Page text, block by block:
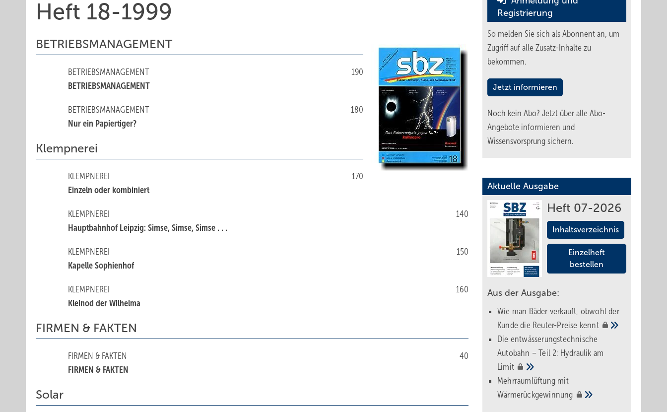
Heft 18-1999
BETRIEBSMANAGEMENT
190
BETRIEBSMANAGEMENT
BETRIEBSMANAGEMENT
180
BETRIEBSMANAGEMENT
Nur ein Papiertiger?
Klempnerei
170
KLEMPNEREI
Einzeln oder kombiniert
140
KLEMPNEREI
Hauptbahnhof Leipzig: Simse, Simse, Simse . . .
150
KLEMPNEREI
Kapelle Sophienhof
160
KLEMPNEREI
Kleinod der Wilhelma
FIRMEN & FAKTEN
40
FIRMEN & FAKTEN
FIRMEN & FAKTEN
Solar
Registrierung
So melden Sie sich als Abonnent an, um
Zugriff auf alle Zusatz-Inhalte zu
bekommen.
Jetzt informieren
Noch kein Abo? Jetzt über alle Abo-
Angebote informieren und
Wissensvorsprung sichern.
Aktuelle Ausgabe
Heft 07-2026
Inhaltsverzeichnis
Einzelheft
bestellen
Aus der Ausgabe:
Wie man Bäder verkauft, obwohl der
Kunde die Reuter-Preise kennt
Die entwässerungstechnische
Autobahn – Teil 2: Hydraulik am
Limit
Mehrraumlüftung mit
Wärmerückgewinnung